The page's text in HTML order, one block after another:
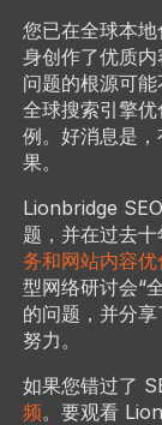
您已在全球本
身创作了优质内
问题的根源可
全球搜索引擎
例。好消息是
果。
Lionbridge
题，并在过去
务和网站内容优
型网络研讨会“
的问题，并分
努力。
如果您错过了
频。要观看